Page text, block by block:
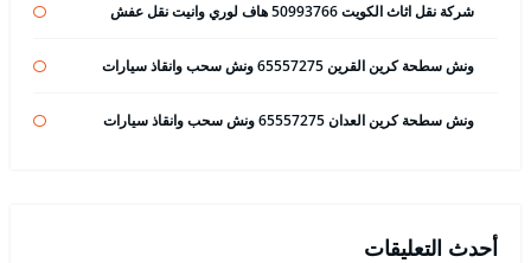
شركة نقل اثاث الكويت 50993766 هاف لوري وانيت نقل عفش
ونش سطحة كرين القرين 65557275 ونش سحب وانقاذ سيارات
ونش سطحة كرين العدان 65557275 ونش سحب وانقاذ سيارات
أحدث التعليقات